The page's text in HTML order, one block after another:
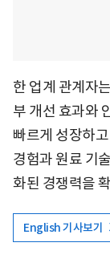
한 업계 관계자
부 개선 효과와
빠르게 성장하
경험과 원료 기
화된 경쟁력을
English 기사보기